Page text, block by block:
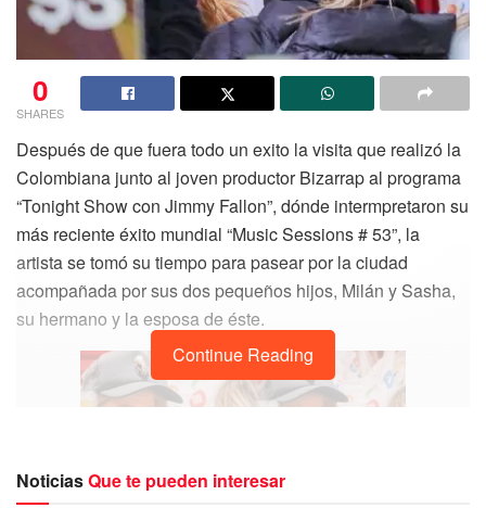
0
SHARES
Después de que fuera todo un exito la visita que realizó la
Colombiana junto al joven productor Bizarrap al programa
“Tonight Show con Jimmy Fallon”, dónde intermpretaron su
más reciente éxito mundial “Music Sessions # 53”, la
artista se tomó su tiempo para pasear por la ciudad
acompañada por sus dos pequeños hijos, Milán y Sasha,
su hermano y la esposa de éste.
Continue Reading
NoticiasQue te pueden interesar